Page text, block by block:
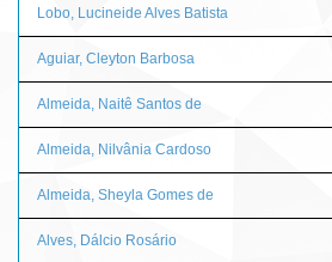
Lobo, Lucineide Alves Batista
Aguiar, Cleyton Barbosa
Almeida, Naitê Santos de
Almeida, Nilvânia Cardoso
Almeida, Sheyla Gomes de
Alves, Dálcio Rosário